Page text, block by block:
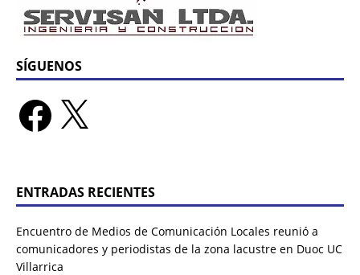
SÍGUENOS
ENTRADAS RECIENTES
Encuentro de Medios de Comunicación Locales reunió a
comunicadores y periodistas de la zona lacustre en Duoc UC
Villarrica